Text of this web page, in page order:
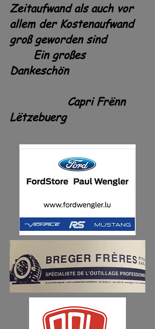
Zeitaufwand als auch vor
allem der Kostenaufwand
groß geworden sind
Ein großes
Dankeschön
Capri Frënn
Lëtzebuerg